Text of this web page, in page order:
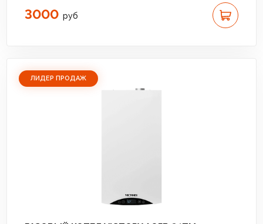
3000 руб
ЛИДЕР ПРОДАЖ